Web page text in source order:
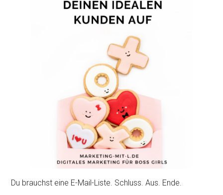
Du brauchst eine E-Mail-Liste. Schluss. Aus. Ende.